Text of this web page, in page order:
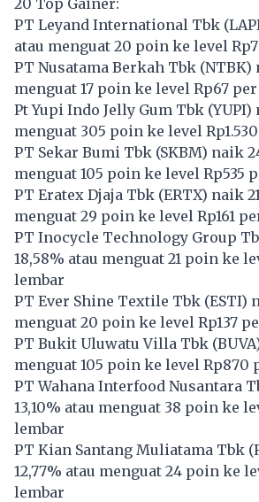
PT Leyand International Tbk (
atau menguat 20 poin ke level
PT Nusatama Berkah Tbk (NTBK)
menguat 17 poin ke level Rp67
Pt Yupi Indo Jelly Gum Tbk (YUPI)
menguat 305 poin ke level
PT Sekar Bumi Tbk (SKBM) naik
menguat 105 poin ke level Rp535
PT Eratex Djaja Tbk (ERTX) naik
menguat 29 poin ke level Rp161
PT Inocycle Technology Group
18,58% atau menguat 21 poin ke
lembar
PT Ever Shine Textile Tbk (ESTI)
menguat 20 poin ke level Rp137
PT Bukit Uluwatu Villa Tbk (BUVA
menguat 105 poin ke level Rp870
PT Wahana Interfood Nusantara
13,10% atau menguat 38 poin ke
lembar
PT Kian Santang Muliatama Tbk (
12,77% atau menguat 24 poin ke
lembar